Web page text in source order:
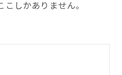
しかありません。